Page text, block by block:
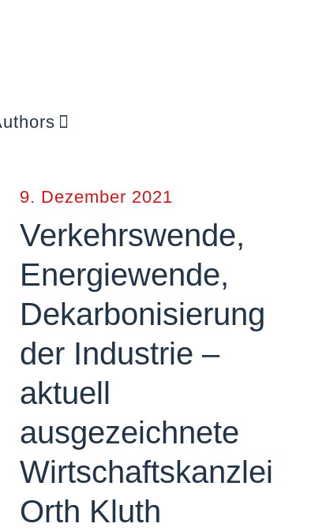
9. Dezember 2021
Verkehrswende,
Energiewende,
Dekarbonisierung
der Industrie –
aktuell
ausgezeichnete
Wirtschaftskanzlei
Orth Kluth